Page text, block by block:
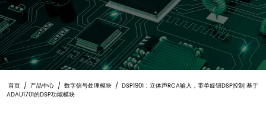
首页 / 产品中心 / 数字信号处理模块 / DSP1901：立体声RCA输入，带单旋钮DSP控制 基于
ADAU1701的DSP功能模块